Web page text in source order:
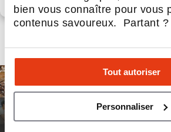
bien vous connaître pour vous
contenus savoureux. Partant ?
Tout autoriser
Personnaliser